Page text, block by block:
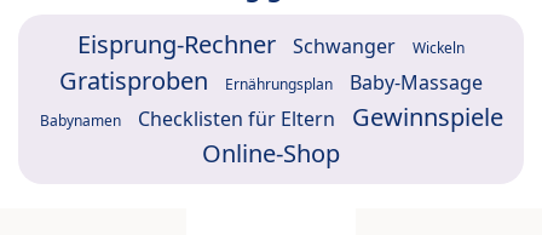
Eisprung-Rechner Schwanger Wickeln
Gratisproben Ernährungsplan Baby-Massage
Babynamen Checklisten für Eltern
Gewinnspiele
Online-Shop